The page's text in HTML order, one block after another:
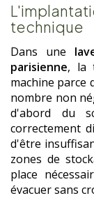
technique
Dans une
parisienne, la
machine parce
nombre non
d'abord du
correctement
d'être
zones de
place
évacuer sans